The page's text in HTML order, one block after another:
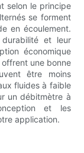
selon le principe
se forment
en écoulement.
et leur
économique
une bonne
être moins
fluides à faible
un débitmètre à
et les
application.